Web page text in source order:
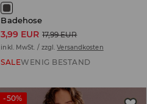
Badehose
3,99 EUR 17,99 EUR
inkl. MwSt. / zzgl.Versandkosten
SALEWENIG BESTAND
-50%